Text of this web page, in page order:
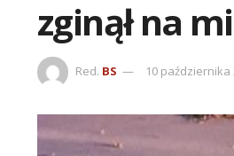
zginął na
Red. BS 10 października